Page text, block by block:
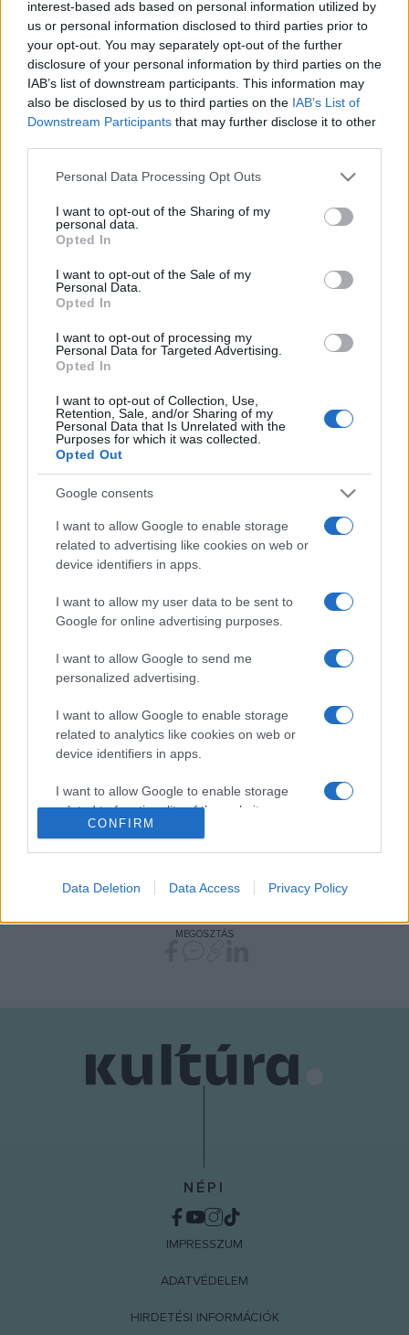
interest-based ads based on personal information utilized by
us or personal information disclosed to third parties prior to
your opt-out. You may separately opt-out of the further
disclosure of your personal information by third parties on the
IAB’s list of downstream participants. This information may
also be disclosed by us to third parties on the IAB’s List of
Downstream Participants that may further disclose it to other
Please note that this website/app uses one or more Google
not limited to your visit or usage behaviour. You may click to
grant or deny consent to Google and its third-party tags to
use your data for below specified purposes in below Google
consent section.
Personal Data Processing Opt Outs
I want to opt-out of the Sharing of my
personal data.
Opted In
I want to opt-out of the Sale of my
Personal Data.
Opted In
I want to opt-out of processing my
Personal Data for Targeted Advertising.
Opted In
I want to opt-out of Collection, Use,
Retention, Sale, and/or Sharing of my
Personal Data that Is Unrelated with the
Purposes for which it was collected.
Opted Out
Google consents
I want to allow Google to enable storage
related to advertising like cookies on web or
device identifiers in apps.
I want to allow my user data to be sent to
Google for online advertising purposes.
I want to allow Google to send me
personalized advertising.
I want to allow Google to enable storage
related to analytics like cookies on web or
device identifiers in apps.
I want to allow Google to enable storage
related to functionality of the website or app.
related to security, including authentication
CONFIRM
Data Deletion Data Access Privacy Policy
programoknak, állandó és időszaki kiállításoknak, valamint az
oktatásnak is.
Fudzsimoto Szú – a kortárs japán építészet egyik
legkiemelkedőbb alakja – Hokkaidón született 1971-ben. A
Tokiói Egyetem műszaki karán 1994-ben szerzett
építészdiplomát, saját irodáját 2000-ben alapította Sou
Fujimoto Architects néven. Az első, hazájában aratott
sikereket külföldi megkeresések és feladatok követték.
Az Európában is otthonosan mozgó szakember légies,
természet ihlette, inspiráló épületeiről világszerte híres.
„A közmédia missziójának része azon kiemelkedő
nemzeti, közösségi összetartozást erősítő
értékteremtéshez és értékgyarapításhoz. Ilyen a Magyar
Zene Háza is, amely a világ magyarságát gazdagító, a hazai
kulturális életre jótékony hatást gyakorló, korszakalkotó
A harmadik alkalommal odaítélt Közmédia év embere díjat
biokémikus, a szintetikus mRNS-alapú vakcinák
pedig Szilágyi Áron olimpiai, világ- és Európa-bajnok kardvívó
kapta. Az elismerést Fudzsimoto Szú egy későbbi
időpontban veszi át személyesen – közölték.
FUDZSIMOTO SZU HÍREK MAGYAR ZENE HÁZA
MEGOSZTÁS
NÉPI
IMPRESSZUM
ADATVÉDELEM
HIRDETÉSI INFORMÁCIÓK